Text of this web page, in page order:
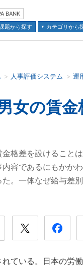
BANK
題から探す
カテゴリから
人事評価システム 運
の賃金
格差を設けること
容であるにもかか
。一体なぜ給与差別
ている。日本の労